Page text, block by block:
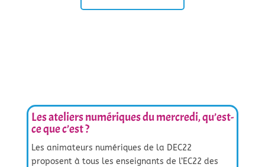
Les ateliers numériques du mercredi, qu’est-
ce que c’est ?
Les animateurs numériques de la DEC22
proposent à tous les enseignants de l’EC22 des